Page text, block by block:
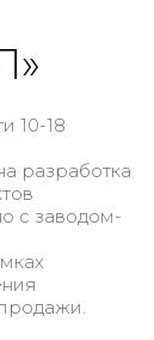
10-18
разработка
с заводом-